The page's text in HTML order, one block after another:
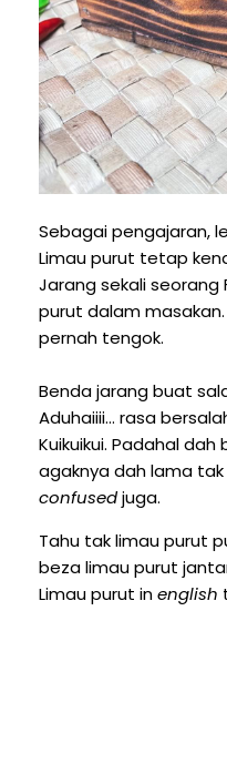
Sebagai pengajaran,
Limau purut tetap
Jarang sekali seorang
purut dalam masakan.
pernah tengok.
Benda jarang buat
Aduhaiiii... rasa
Kuikuikui. Padahal
agaknya dah lama
confusedjuga.
Tahu tak limau purut
beza limau purut
Limau purut inenglish